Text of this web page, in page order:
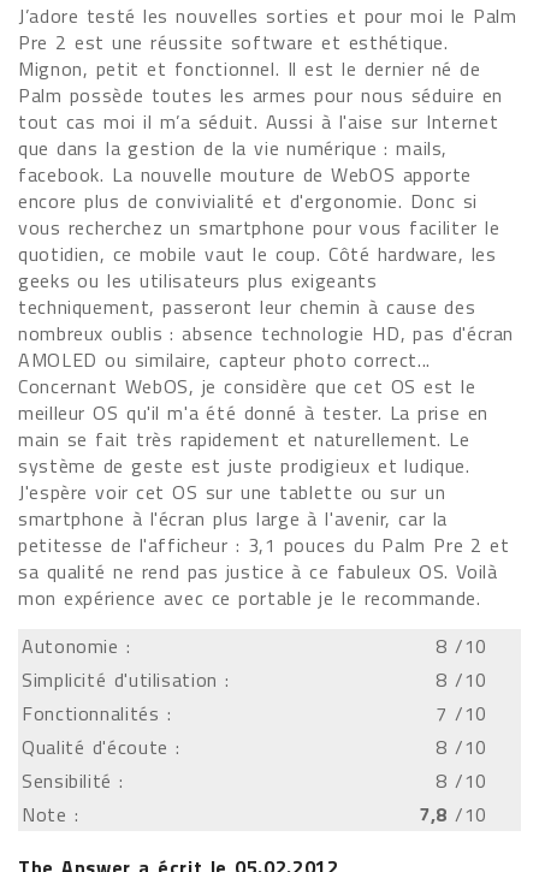
J’adore testé les nouvelles sorties et pour moi le Palm
Pre 2 est une réussite software et esthétique.
Mignon, petit et fonctionnel. Il est le dernier né de
Palm possède toutes les armes pour nous séduire en
tout cas moi il m’a séduit. Aussi à l'aise sur Internet
que dans la gestion de la vie numérique : mails,
facebook. La nouvelle mouture de WebOS apporte
encore plus de convivialité et d'ergonomie. Donc si
vous recherchez un smartphone pour vous faciliter le
quotidien, ce mobile vaut le coup. Côté hardware, les
geeks ou les utilisateurs plus exigeants
techniquement, passeront leur chemin à cause des
nombreux oublis : absence technologie HD, pas d'écran
AMOLED ou similaire, capteur photo correct...
Concernant WebOS, je considère que cet OS est le
meilleur OS qu'il m'a été donné à tester. La prise en
main se fait très rapidement et naturellement. Le
système de geste est juste prodigieux et ludique.
J'espère voir cet OS sur une tablette ou sur un
smartphone à l'écran plus large à l'avenir, car la
petitesse de l'afficheur : 3,1 pouces du Palm Pre 2 et
sa qualité ne rend pas justice à ce fabuleux OS. Voilà
mon expérience avec ce portable je le recommande.
Autonomie :
8 /10
Simplicité d'utilisation :
8 /10
Fonctionnalités :
7 /10
Qualité d'écoute :
8 /10
Sensibilité :
8 /10
Note :
7,8 /10